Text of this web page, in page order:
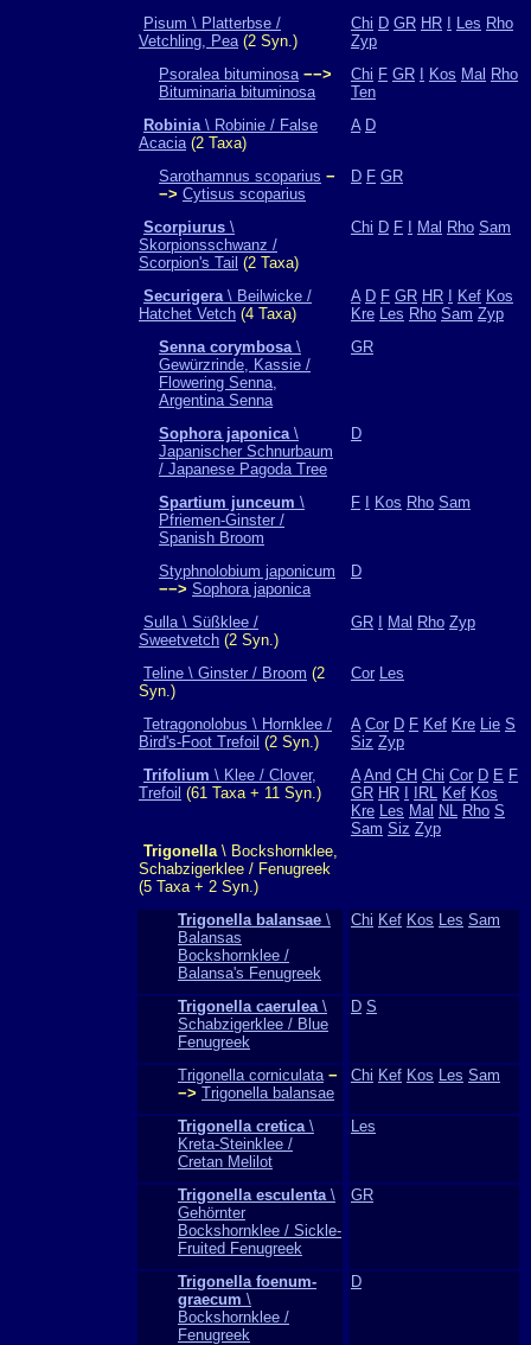
Pisum \ Platterbse /
Vetchling, Pea(2 Syn.)
Chi D GR HR Les Rho
Zyp
Psoralea bituminosa −−>
Bituminaria bituminosa
Chi F GR Kos Mal Rho
Ten
Robinia\ Robinie / False
Acacia(2 Taxa)
A D
Sarothamnus scoparius −
−> Cytisus scoparius
D F GR
Scorpiurus \
Skorpionsschwanz /
Scorpion's Tail (2 Taxa)
Chi D F Mal Rho Sam
Securigera\ Beilwicke /
Hatchet Vetch (4 Taxa)
A D F GR HR Kef Kos
Kre Les Rho Sam Zyp
Senna corymbosa\
Gewürzrinde, Kassie /
Flowering Senna,
Argentina Senna
GR
Sophora japonica\
Japanischer Schnurbaum
/ Japanese Pagoda Tree
D
Spartium junceum \
Pfriemen-Ginster /
Spanish Broom
F Kos Rho Sam
Styphnolobium japonicum
−−> Sophora japonica
D
Sulla \ Süßklee /
Sweetvetch (2 Syn.)
GR Mal Rho Zyp
Teline \ Ginster / Broom (2
Syn.)
Cor Les
Tetragonolobus \ Hornklee /
Bird's-Foot Trefoil (2 Syn.)
A Cor D F Kef Kre Lie S
Siz Zyp
Trifolium \ Klee / Clover,
Trefoil (61 Taxa + 11 Syn.)
A And CH Chi Cor D E F
GR HR IRL Kef Kos
Kre Les Mal NL Rho S
Sam Siz Zyp
Trigonella\ Bockshornklee,
Schabzigerklee / Fenugreek
(5 Taxa + 2 Syn.)
Trigonella balansae \
Balansas
Bockshornklee /
Balansa's Fenugreek
Chi Kef Kos Les Sam
Trigonella caerulea\
Schabzigerklee / Blue
Fenugreek
D S
Trigonella corniculata −
−> Trigonella balansae
Chi Kef Kos Les Sam
Trigonella cretica\
Kreta-Steinklee /
Cretan Melilot
Les
Trigonella esculenta\
Gehörnter
Bockshornklee / Sickle-
Fruited Fenugreek
GR
Trigonella foenum-
graecum \
Bockshornklee /
Fenugreek
D